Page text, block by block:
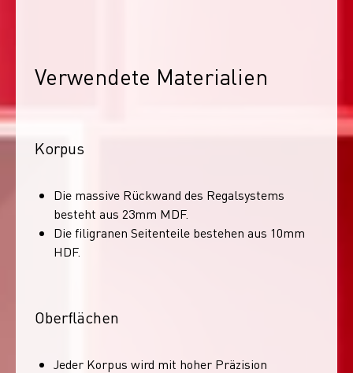
Verwendete Materialien
Korpus
Die massive Rückwand des Regalsystems
besteht aus 23mm MDF.
Die filigranen Seitenteile bestehen aus 10mm
HDF.
Oberflächen
Jeder Korpus wird mit hoher Präzision